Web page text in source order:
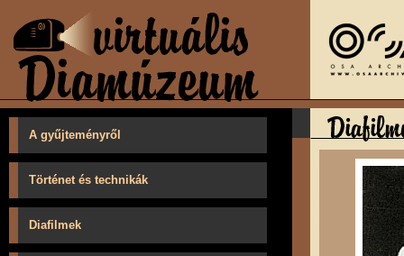
A gyűjteményről
Történet és technikák
Diafilmek